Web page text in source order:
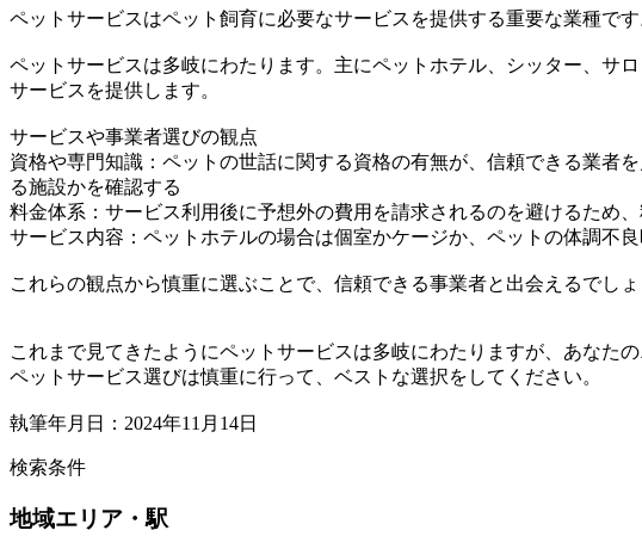
ペットサービスはペット飼育に必要なサービスを提供する重要な業種で
ペットサービスは多岐にわたります。主にペットホテル、シッター、サ
サービスを提供します。
サービスや事業者選びの観点
資格や専門知識：ペットの世話に関する資格の有無が、信頼できる業者
る施設かを確認する
料金体系：サービス利用後に予想外の費用を請求されるのを避けるため
サービス内容：ペットホテルの場合は個室かケージか、ペットの体調不
これらの観点から慎重に選ぶことで、信頼できる事業者と出会えるでしょ
これまで見てきたようにペットサービスは多岐にわたりますが、あなた
ペットサービス選びは慎重に行って、ベストな選択をしてください。
執筆年月日：2024年11月14日
検索条件
地域エリア・駅